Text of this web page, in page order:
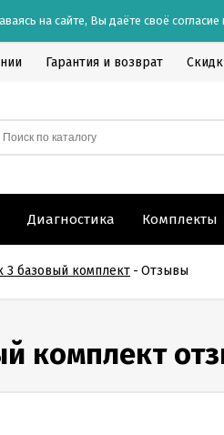
на сайте, Вы даёте своё
Гарантия и возврат
Диагностика Комплекты
3 базовый комплект - Отзывы
комплект